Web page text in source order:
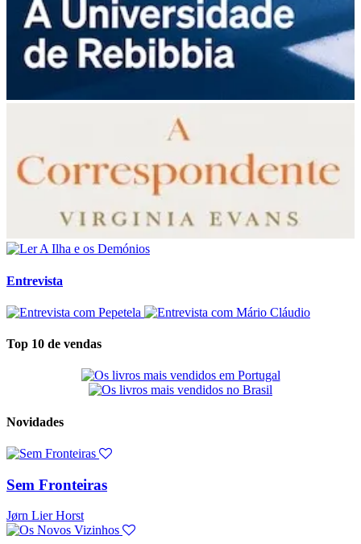
Entrevista
Top 10 de vendas
Novidades
Sem Fronteiras
Jørn Lier Horst